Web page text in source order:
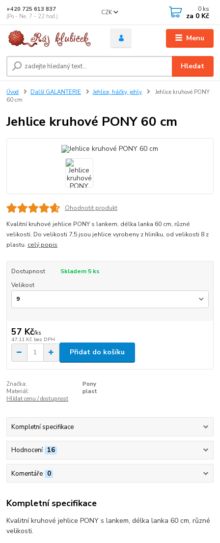
Menu
CZK
Hledat
+420 725 613 837
(Po - Ne, 7 - 22 hod.)
0 ks
za 0 Kč
Úvod Další GALANTERIE Jehlice, háčky, jehly
Jehlice kruhové PONY
60 cm
Jehlice kruhové PONY 60 cm
Ohodnotit produkt
Kvalitní kruhové jehlice PONY s lankem, délka lanka 60 cm, různé
velikosti. Do velikosti 7,5 jsou jehlice vyrobeny z hliníku, od velikosti 8 z
plastu. celý popis
Dostupnost
Skladem 5 ks
Velikost
57 Kč/ks
47,11 Kč bez DPH
Přidat do košíku
Značka:
Pony
Materiál:
plast
Hlídat cenu / dostupnost
Kompletní specifikace
Hodnocení 16
Komentáře 0
Kompletní specifikace
Kvalitní kruhové jehlice PONY s lankem, délka lanka 60 cm, různé
velikosti.